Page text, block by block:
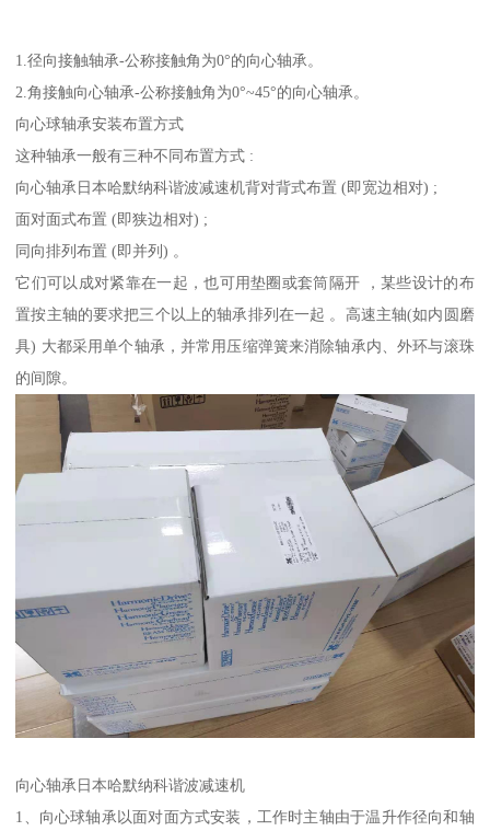
1.径向接触轴承-公称接触角为0°的向心轴承。
2.角接触向心轴承-公称接触角为0°~45°的向心轴承。
向心球轴承安装布置方式
这种轴承一般有三种不同布置方式 :
向心轴承日本哈默纳科谐波减速机背对背式布置 (即宽边相对) ;
面对面式布置 (即狭边相对) ;
同向排列布置 (即并列) 。
它们可以成对紧靠在一起，也可用垫圈或套筒隔开 ，某些设计的布
置按主轴的要求把三个以上的轴承排列在一起 。高速主轴(如内圆磨
具) 大都采用单个轴承，并常用压缩弹簧来消除轴承内、外环与滚珠
的间隙。
向心轴承日本哈默纳科谐波减速机
1、向心球轴承以面对面方式安装，工作时主轴由于温升作径向和轴